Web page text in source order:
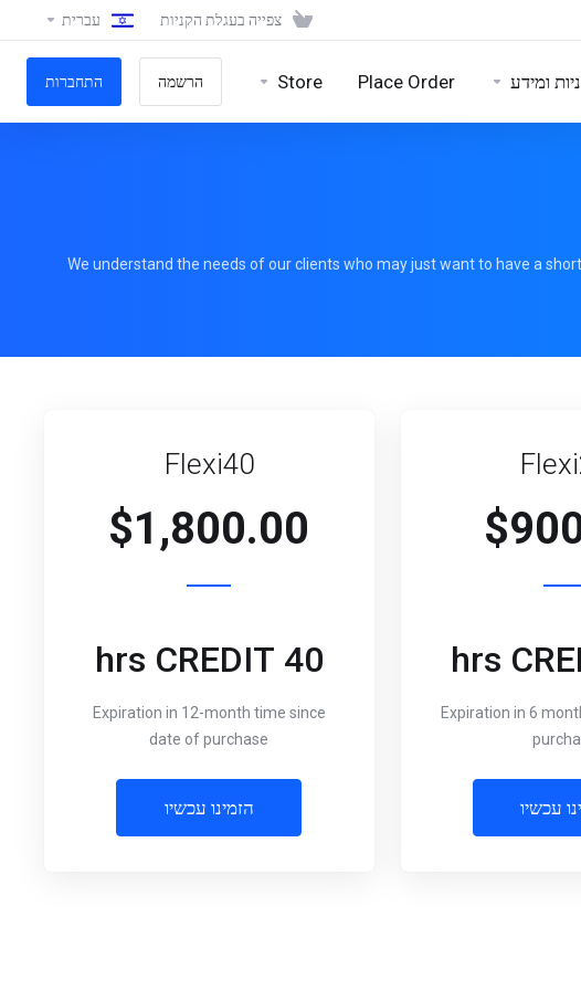
צפייה בעגלת הקניות עברית
ומידע Place Order
Store הרשמה התחברות
We understand the needs of our clients who may just want to have a
Expiration in 6
עכשיו
Flexi40
$1,800.00
40 hrs CREDIT
Expiration in 12-month time since
date of purchase
הזמינו עכשיו